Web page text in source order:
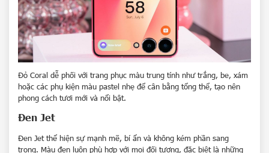
Đỏ Coral dễ phối với trang phục màu trung tính như trắng, be, xám
hoặc các phụ kiện màu pastel nhẹ để cân bằng tổng thể, tạo nên
phong cách tươi mới và nổi bật.
Đen Jet
Đen Jet thể hiện sự mạnh mẽ, bí ẩn và không kém phần sang
trọng. Màu đen luôn phù hợp với mọi đối tượng, đặc biệt là những